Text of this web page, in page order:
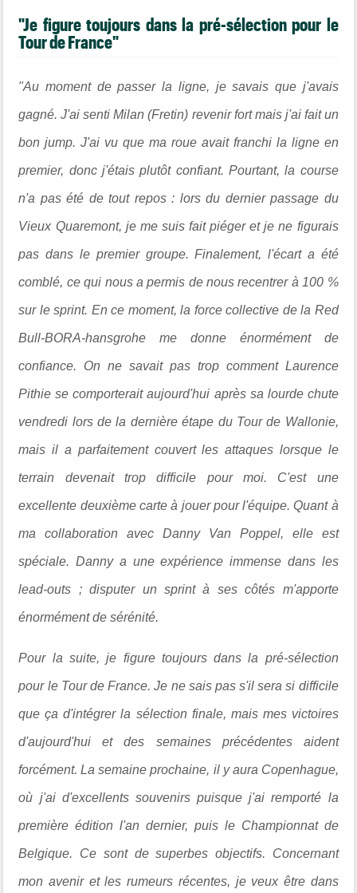
"Je figure toujours dans la pré-sélection pour le
Tour de France"
"Au moment de passer la ligne, je savais que j'avais
gagné. J'ai senti Milan (Fretin) revenir fort mais j'ai fait un
bon jump. J'ai vu que ma roue avait franchi la ligne en
premier, donc j'étais plutôt confiant. Pourtant, la course
n'a pas été de tout repos : lors du dernier passage du
Vieux Quaremont, je me suis fait piéger et je ne figurais
pas dans le premier groupe. Finalement, l'écart a été
comblé, ce qui nous a permis de nous recentrer à 100 %
sur le sprint. En ce moment, la force collective de la Red
Bull-BORA-hansgrohe me donne énormément de
confiance. On ne savait pas trop comment Laurence
Pithie se comporterait aujourd'hui après sa lourde chute
vendredi lors de la dernière étape du Tour de Wallonie,
mais il a parfaitement couvert les attaques lorsque le
terrain devenait trop difficile pour moi. C'est une
excellente deuxième carte à jouer pour l'équipe. Quant à
ma collaboration avec Danny Van Poppel, elle est
spéciale. Danny a une expérience immense dans les
lead-outs ; disputer un sprint à ses côtés m'apporte
énormément de sérénité.
Pour la suite, je figure toujours dans la pré-sélection
pour le Tour de France. Je ne sais pas s'il sera si difficile
que ça d'intégrer la sélection finale, mais mes victoires
d'aujourd'hui et des semaines précédentes aident
forcément. La semaine prochaine, il y aura Copenhague,
où j'ai d'excellents souvenirs puisque j'ai remporté la
première édition l'an dernier, puis le Championnat de
Belgique. Ce sont de superbes objectifs. Concernant
mon avenir et les rumeurs récentes, je veux être dans